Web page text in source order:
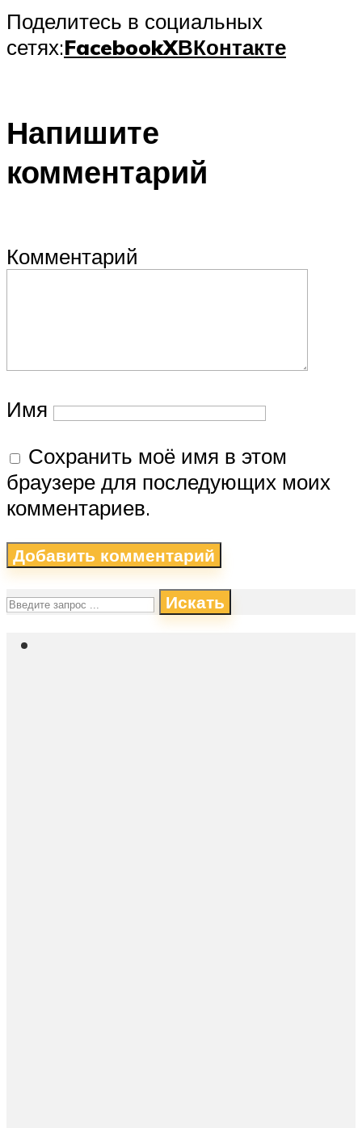
Поделитесь в социальных
сетях:FacebookXВКонтакте
Напишите
комментарий
Комментарий
Имя
Сохранить моё имя в этом
браузере для последующих моих
комментариев.
Искать